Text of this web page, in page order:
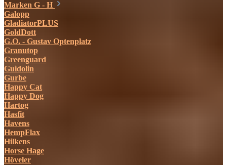
Marken G - H
Galopp
GladiatorPLUS
GoldDott
G.O. - Gustav Optenplatz
Granutop
Greenguard
Guidolin
Gurbe
Happy Cat
Happy Dog
Hartog
Hasfit
Havens
HempFlax
Hilkens
Horse Hage
Höveler